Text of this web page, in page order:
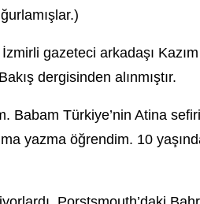
İzmirli gazeteci arkadaşı
dergisinden alınmıştır.
Babam Türkiye’nin Atina
yazma öğrendim. 10